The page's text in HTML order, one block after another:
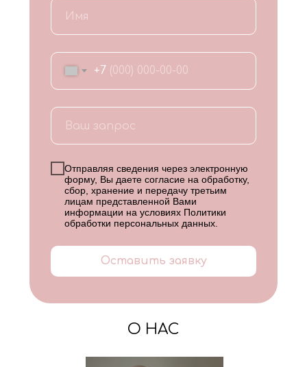
+7
Отправляя сведения через электронную
форму, Вы даете согласие на обработку,
сбор, хранение и передачу третьим
лицам представленной Вами
информации на условиях Политики
обработки персональных данных
Оставить заявку
О НАС